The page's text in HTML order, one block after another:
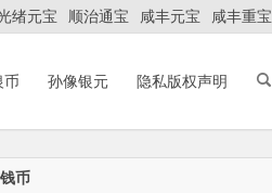
绪元宝 顺治通宝 咸丰元宝 咸丰重宝
币 孙像银元 隐私版权声明
币